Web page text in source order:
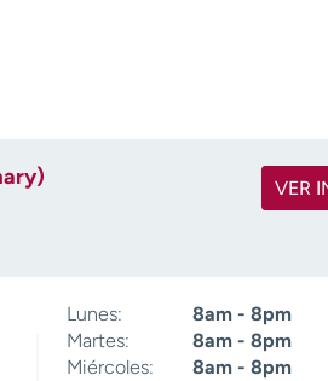
VER
Lunes:
8am - 8pm
Martes:
8am - 8pm
Miércoles:
8am - 8pm